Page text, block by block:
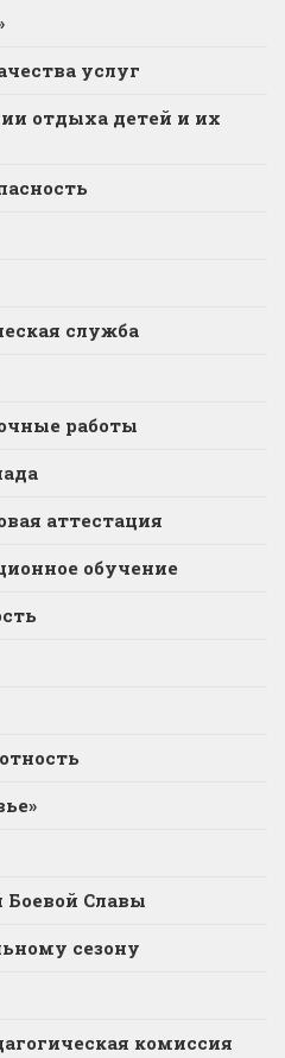
услуг
отдыха детей и их
служба
работы
аттестация
обучение
Славы
сезону
комиссия